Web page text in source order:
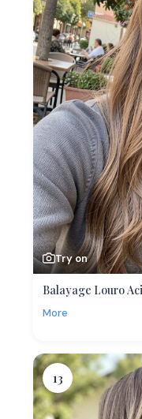
Try on
Balayage Louro
More
13